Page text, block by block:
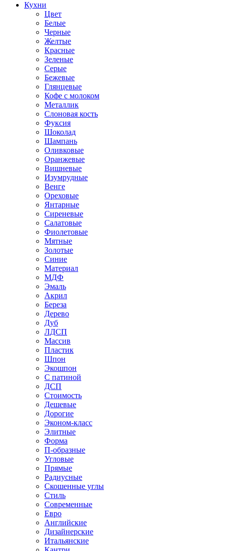
Кухни
Цвет
Белые
Черные
Желтые
Красные
Зеленые
Серые
Бежевые
Глянцевые
Кофе с молоком
Металлик
Слоновая кость
Фуксия
Шоколад
Шампань
Оливковые
Оранжевые
Вишневые
Изумрудные
Венге
Ореховые
Янтарные
Сиреневые
Салатовые
Фиолетовые
Мятные
Золотые
Синие
Материал
МДФ
Эмаль
Акрил
Береза
Дерево
Дуб
ЛДСП
Массив
Пластик
Шпон
Экошпон
С патиной
ДСП
Стоимость
Дешевые
Дорогие
Эконом-класс
Элитные
Форма
П-образные
Угловые
Прямые
Радиусные
Скошенные углы
Стиль
Современные
Евро
Английские
Дизайнерские
Итальянские